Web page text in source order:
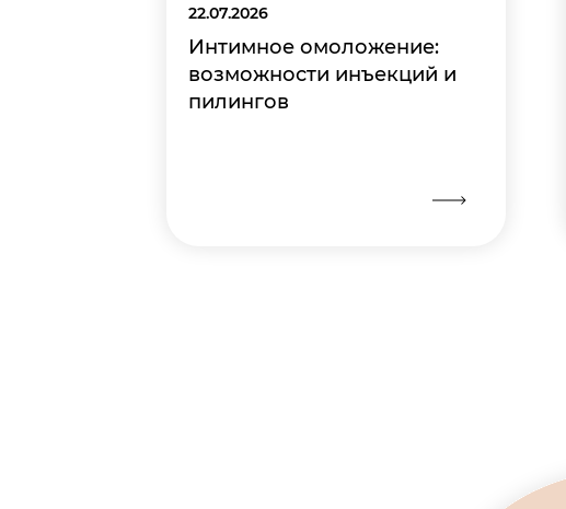
22.07.2026
Интимное омоложение:
возможности инъекций и
пилингов